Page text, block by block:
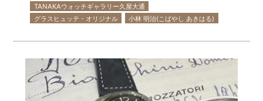
TANAKAウォッチギャラリー久屋大通
グラスヒュッテ・オリジナル
小林 明治(こばやし あきはる)